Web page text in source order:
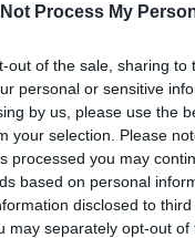
Not Process My
out of the sale, sharing to
personal or sensitive
by us, please use the
your selection. Please
processed you may
based on personal
disclosed to
may separately opt-out of
ΜΑΣ